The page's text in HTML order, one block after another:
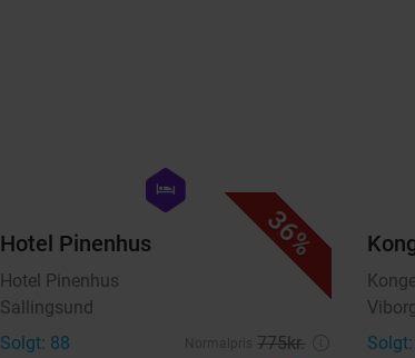
36%
hexagon
hotel
Hotel Pinenhus
Hotel Pinenhus
Sallingsund
Solgt: 88
775kr.